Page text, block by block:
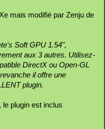
mais modifié par Zenju de
Soft GPU 1.54",
aux 3 autres. Utilisez-
DirectX ou Open-GL
il offre une
plugin.
plugin est inclus